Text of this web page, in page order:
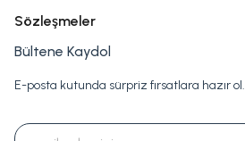
Sözleşmeler
Bültene Kaydol
E-posta kutunda sürpriz fırsatlara hazır ol.